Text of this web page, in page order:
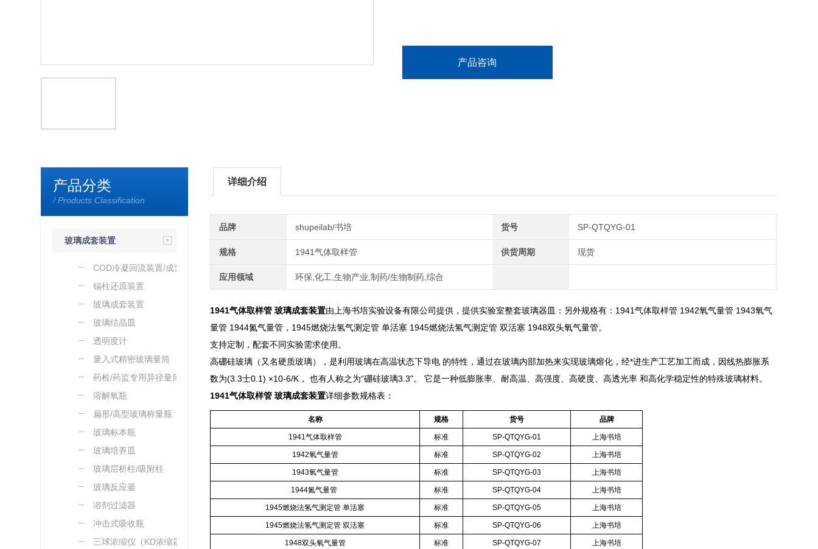
产品咨询
产品分类
/ Products Classification
玻璃成套装置
（加工）COD冷凝回流装置/成套玻
璃
镉柱还原装置
玻璃成套装置
玻璃结晶皿
透明度计
量入式精密玻璃量筒
药检/药监专用异径量筒
溶解氧瓶
扁形/高型玻璃称量瓶
玻璃标本瓶
玻璃培养皿
玻璃层析柱/吸附柱
玻璃反应釜
溶剂过滤器
冲击式吸收瓶
三球浓缩仪（KD浓缩器）
详细介绍
品牌 shupeilab/书培 货号 SP-QTQYG-01
规格 1941气体取样管 供货周期 现货
应用领域 环保,化工,生物产业,制药/生物制药,综合
1941气体取样管 玻璃成套装置由上海书培实验设备有限公司提供，提供实验室整套玻璃器皿：另外规格有：1941气体取样管 1942氧气量管 1943氧气
量管 1944氮气量管，1945燃烧法氢气测定管 单活塞 1945燃烧法氢气测定管 双活塞 1948双头氧气量管。
支持定制，配套不同实验需求使用。
高硼硅玻璃（又名硬质玻璃），是利用玻璃在高温状态下导电 的特性，通过在玻璃内部加热来实现玻璃熔化，经*进生产工艺加工而成，因线热膨胀系
数为(3.3士0.1) ×10-6/K， 也有人称之为“硼硅玻璃3.3"。 它是一种低膨胀率、耐高温、高强度、高硬度、高透光率 和高化学稳定性的特殊玻璃材料。
1941气体取样管 玻璃成套装置详细参数规格表：
名称 规格 货号 品牌
1941气体取样管 标准 SP-QTQYG-01 上海书培
1942氧气量管 标准 SP-QTQYG-02 上海书培
1943氧气量管 标准 SP-QTQYG-03 上海书培
1944氮气量管 标准 SP-QTQYG-04 上海书培
1945燃烧法氢气测定管 单活塞 标准 SP-QTQYG-05 上海书培
1945燃烧法氢气测定管 双活塞 标准 SP-QTQYG-06 上海书培
1948双头氧气量管 标准 SP-QTQYG-07 上海书培